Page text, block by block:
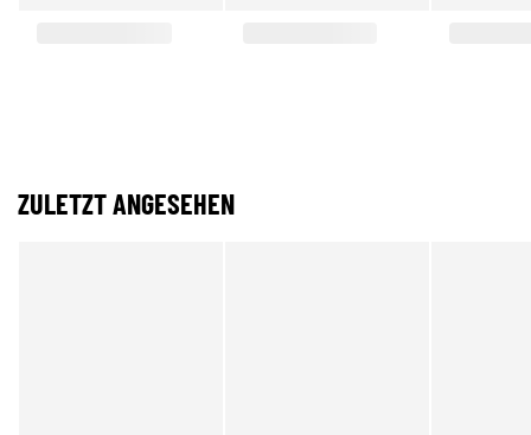
ZULETZT ANGESEHEN